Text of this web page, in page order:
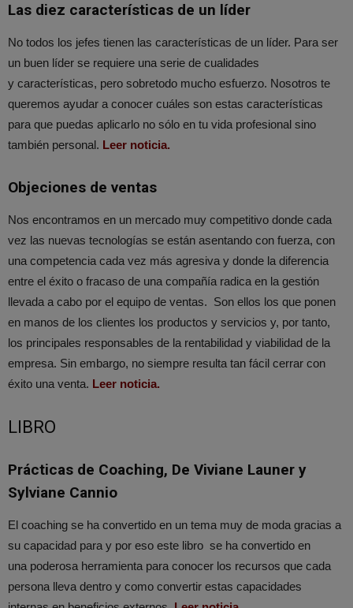
Las diez características de un líder
No todos los jefes tienen las características de un líder. Para ser
un buen líder se requiere una serie de cualidades
y características, pero sobretodo mucho esfuerzo. Nosotros te
queremos ayudar a conocer cuáles son estas características
para que puedas aplicarlo no sólo en tu vida profesional sino
también personal. Leer noticia.
Objeciones de ventas
Nos encontramos en un mercado muy competitivo donde cada
vez las nuevas tecnologías se están asentando con fuerza, con
una competencia cada vez más agresiva y donde la diferencia
entre el éxito o fracaso de una compañía radica en la gestión
llevada a cabo por el equipo de ventas. Son ellos los que ponen
en manos de los clientes los productos y servicios y, por tanto,
los principales responsables de la rentabilidad y viabilidad de la
empresa. Sin embargo, no siempre resulta tan fácil cerrar con
éxito una venta. Leer noticia.
LIBRO
Prácticas de Coaching, De Viviane Launer y
Sylviane Cannio
El coaching se ha convertido en un tema muy de moda gracias a
su capacidad para y por eso este libro se ha convertido en
una poderosa herramienta para conocer los recursos que cada
persona lleva dentro y como convertir estas capacidades